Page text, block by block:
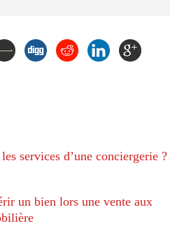
services d’une conciergerie ?
un bien lors une vente aux